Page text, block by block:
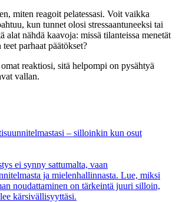
miten reagoit pelatessasi. Voit vaikka
kun tunnet olosi stressaantuneeksi tai
alat nähdä kaavoja: missä tilanteissa menetät
parhaat päätökset?
reaktiosi, sitä helpompi on pysähtyä
vallan.
– silloinkin kun osut
ei synny sattumalta, vaan
ja mielenhallinnasta. Lue, miksi
noudattaminen on tärkeintä juuri silloin,
kärsivällisyyttäsi.